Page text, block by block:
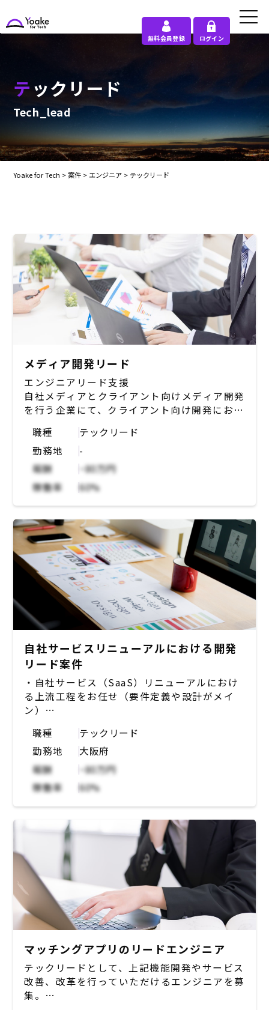
無料会員登録 ログイン
テックリード
Tech_lead
Yoake for Tech >案件 > エンジニア > テックリード
メディア開発リード
エンジニアリード支援
自社メディアとクライアント向けメディア開発
を行う企業にて、クライアント向け開発におけ
るリード業務を担う。
【募集背景】
クライアント向け開発にあたり、開発リードし
ていただける方の増員が必要。特に、インフラ
周りを触れる知見のある方を募集。業務委託、
正社員どちらも募集しているので、始めは業務
委託で入っていただいたのち正社員へ切り替え
ることも可能。
【想定業務概要】
プロダクト要件定義、設計をディレクターと会
話しながらつめたり、技術的な部分をクライア
ントにご説明いただくなど、コミュニケーショ
ンが発生する時間の比重が大きくなる。加え
て、インフラ（AWSかGCP）にさわってサー
バー部分に入っていただいたり、リリース対応
を行っていただいたりする業務も想定。
【開発環境について】
メディアはワードプレスメインで構築されてお
り、HTML/CSS、PHPがメイン。
インフラはクライアントによりますがAWSか
GCP。
職種
テックリード
勤務地
-
報酬
~80万円
稼働率
60%
自社サービスリニューアルにおける開発
リード案件
・自社サービス（SaaS）リニューアルにおけ
る上流工程をお任せ（要件定義や設計がメイ
ン）
る企業において、要件定義や設計、技術的な提
案や外注先とのコミュニケーションを担う。
【開発環境】
・Webサーバーサイド：PHP, JavaScript,
Python, ASP
・インフラ：AWS, GCP
・データベース: MySQL, SQLServer
・モバイル：Swift, Kotlin, Objective-C
職種
テックリード
勤務地
大阪府
報酬
~80万円
稼働率
60%
マッチングアプリのリードエンジニア
テックリードとして、上記機能開発やサービス
改善、改革を行っていただけるエンジニアを募
集。